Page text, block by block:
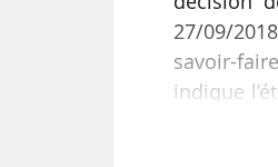
27/09/
savoir-
indique
des